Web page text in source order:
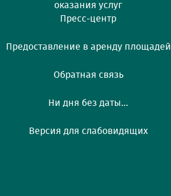
оказания услуг
Пресс-центр
Предоставление в аренду площадей
Обратная связь
Ни дня без даты...
Версия для слабовидящих